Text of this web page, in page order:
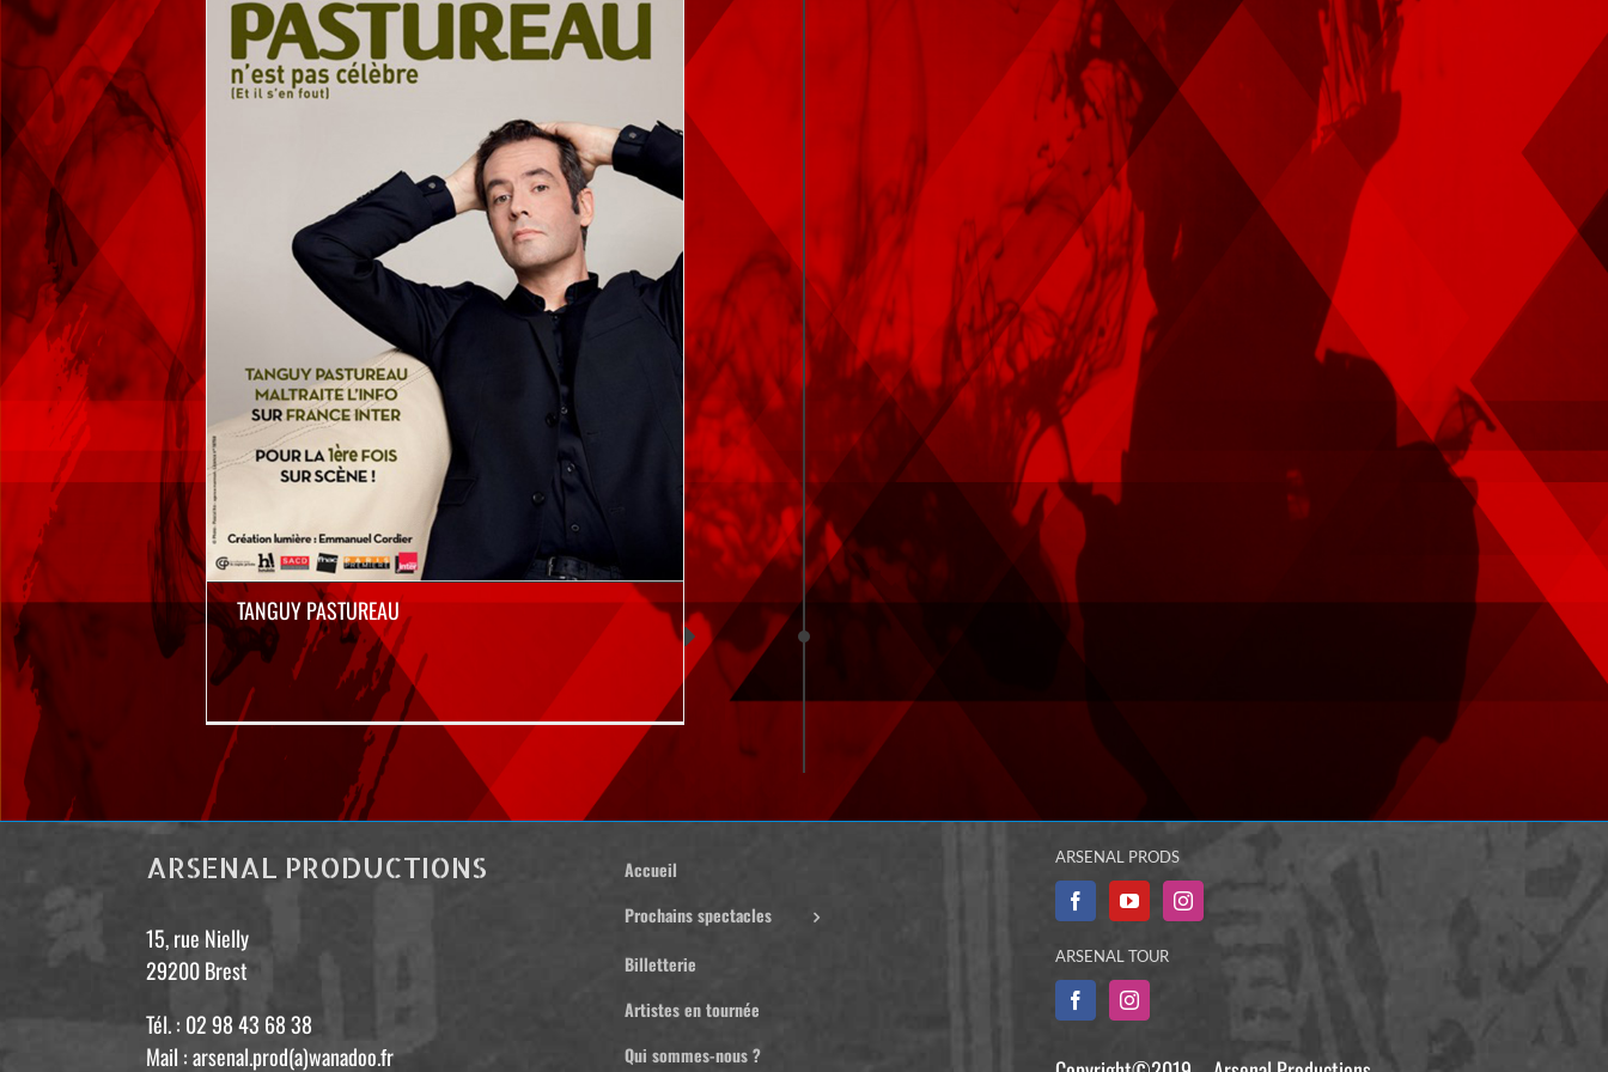
TANGUY PASTUREAU
ARSENAL PRODUCTIONS
15, rue Nielly
29200 Brest
Tél. : 02 98 43 68 38
Mail : arsenal.prod(a)wanadoo.fr
Accueil
Prochains spectacles
Billetterie
Artistes en tournée
Qui sommes-nous ?
ARSENAL PRODS
ARSENAL TOUR